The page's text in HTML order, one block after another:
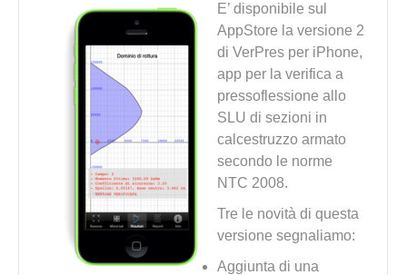
E’ disponibile sul
AppStore la versione 2
di VerPres per iPhone,
app per la verifica a
pressoflessione allo
SLU di sezioni in
calcestruzzo armato
secondo le norme
NTC 2008.
Tre le novità di questa
versione segnaliamo:
Aggiunta di una